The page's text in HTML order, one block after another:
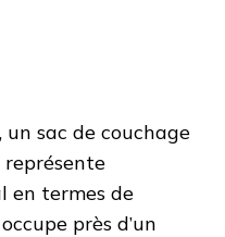
sac de couchage
représente
en termes de
près d’un